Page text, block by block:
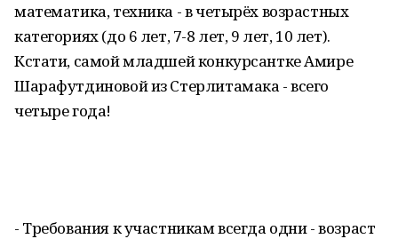
математика, техника - в четырёх возрастных
категориях (до 6 лет, 7-8 лет, 9 лет, 10 лет).
Кстати, самой младшей конкурсантке Амире
Шарафутдиновой из Стерлитамака - всего
четыре года!
- Требования к участникам всегда одни - возраст